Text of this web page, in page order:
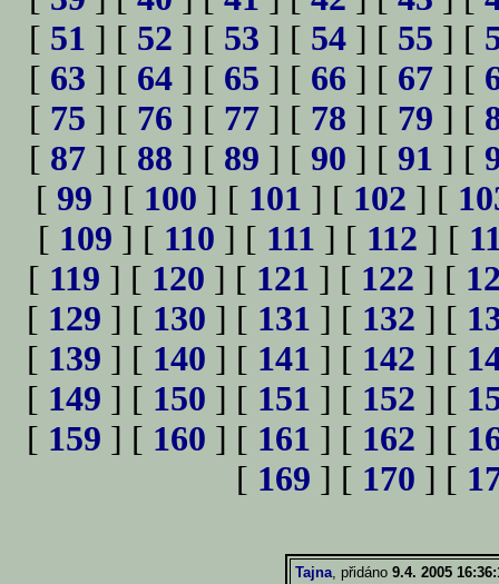
[ 51 ] [ 52 ] [ 53 ] [ 54 ] [ 55 ] [
[ 63 ] [ 64 ] [ 65 ] [ 66 ] [ 67 ] [
[ 75 ] [ 76 ] [ 77 ] [ 78 ] [ 79 ] [
[ 87 ] [ 88 ] [ 89 ] [ 90 ] [ 91 ] [
[ 99 ] [ 100 ] [ 101 ] [ 102 ] [
[ 109 ] [ 110 ] [ 111 ] [ 112 ] [
[ 119 ] [ 120 ] [ 121 ] [ 122 ] [
[ 129 ] [ 130 ] [ 131 ] [ 132 ] [
[ 139 ] [ 140 ] [ 141 ] [ 142 ] [
[ 149 ] [ 150 ] [ 151 ] [ 152 ] [
[ 159 ] [ 160 ] [ 161 ] [ 162 ] [
[ 169 ] [ 170 ] [
Tajna, přidáno 9.4. 2005